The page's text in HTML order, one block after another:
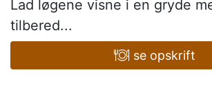
Lad løgene visne i en gryde
tilbered...
se opskrift